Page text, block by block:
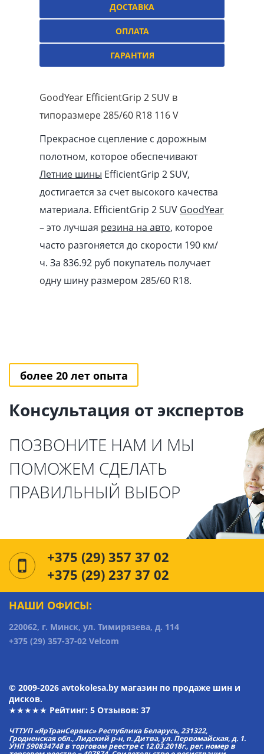
ДОСТАВКА
ОПЛАТА
ГАРАНТИЯ
GoodYear EfficientGrip 2 SUV в
типоразмере 285/60 R18 116 V
Прекрасное сцепление с дорожным
полотном, которое обеспечивают
Летние шины EfficientGrip 2 SUV,
достигается за счет высокого качества
материала. EfficientGrip 2 SUV GoodYear
– это лучшая резина на авто, которое
часто разгоняется до скорости 190 км/
ч. За 836.92 pуб покупатель получает
одну шину размером 285/60 R18.
более 20 лет опыта
Консультация от экспертов
ПОЗВОНИТЕ НАМ И МЫ
ПОМОЖЕМ СДЕЛАТЬ
ПРАВИЛЬНЫЙ ВЫБОР
+375 (29) 357 37 02
+375 (29) 237 37 02
НАШИ ОФИСЫ:
220062, г. Минск, ул. Тимирязева, д. 114
+375 (29) 357-37-02 Velcom
© 2009-2026 avtokolesa.by магазин по продаже шин и
дисков.
★★★★★ Рейтинг: 5 Отзывов: 37
ЧТТУП «ЯрТранСервис» Республика Беларусь, 231322,
Гродненская обл., Лидский р-н, п. Дитва, ул. Первомайская, д. 1.
УНП 590834748 в торговом реестре с 12.03.2018г., рег. номер в